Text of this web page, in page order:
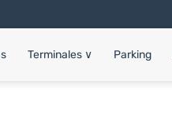
Terminales ∨ Parking